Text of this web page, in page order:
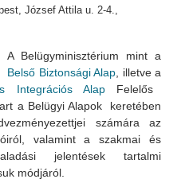
József Attila u. 2-4.,
A Belügyminisztérium mint a
Belső Biztonsági Alap , illetve a
Integrációs AlapFelelős
a Belügyi Alapok keretében
számára az
valamint a szakmai és
jelentések tartalmi
módjáról.